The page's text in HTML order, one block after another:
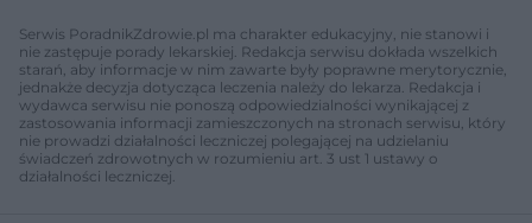
Serwis PoradnikZdrowie.pl ma charakter edukacyjny, nie stanowi i
nie zastępuje porady lekarskiej. Redakcja serwisu dokłada wszelkich
starań, aby informacje w nim zawarte były poprawne merytorycznie,
jednakże decyzja dotycząca leczenia należy do lekarza. Redakcja i
wydawca serwisu nie ponoszą odpowiedzialności wynikającej z
zastosowania informacji zamieszczonych na stronach serwisu, który
nie prowadzi działalności leczniczej polegającej na udzielaniu
świadczeń zdrowotnych w rozumieniu art. 3 ust 1 ustawy o
działalności leczniczej.